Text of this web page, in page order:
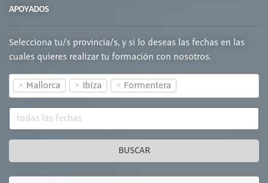
APOYADOS
Selecciona tu/s provincia/s, y si lo deseas las fechas en las
cuales quieres realizar tu formación con nosotros.
× Mallorca × Ibiza × Formentera
BUSCAR